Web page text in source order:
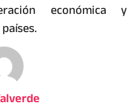
económica y